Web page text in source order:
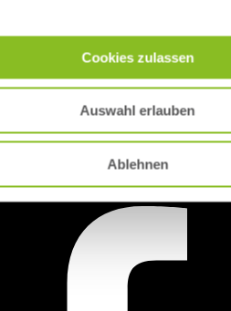
Cookies zulassen
Auswahl erlauben
Ablehnen